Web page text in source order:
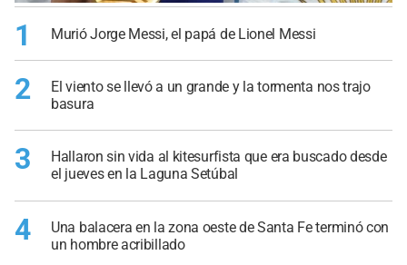
1 Murió Jorge Messi, el papá de Lionel Messi
2
El viento se llevó a un grande y la tormenta nos trajo
basura
3
Hallaron sin vida al kitesurfista que era buscado desde
el jueves en la Laguna Setúbal
4
Una balacera en la zona oeste de Santa Fe terminó con
un hombre acribillado